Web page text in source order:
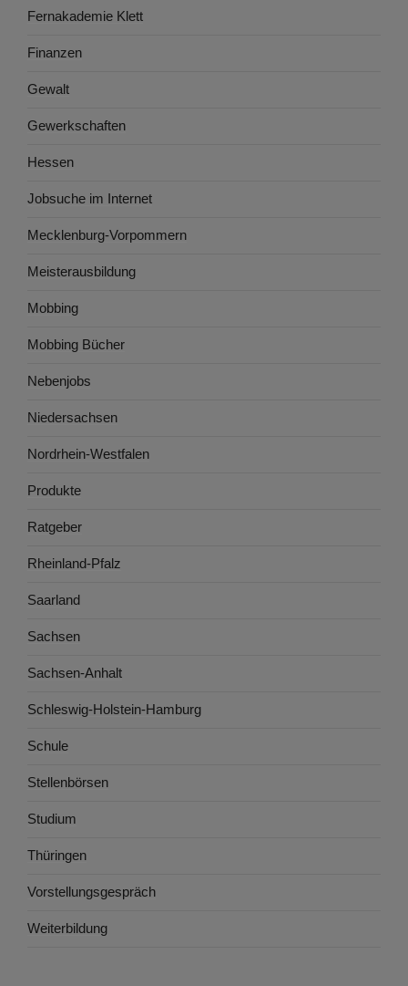
Fernakademie Klett
Finanzen
Gewalt
Gewerkschaften
Hessen
Jobsuche im Internet
Mecklenburg-Vorpommern
Meisterausbildung
Mobbing
Mobbing Bücher
Nebenjobs
Niedersachsen
Nordrhein-Westfalen
Produkte
Ratgeber
Rheinland-Pfalz
Saarland
Sachsen
Sachsen-Anhalt
Schleswig-Holstein-Hamburg
Schule
Stellenbörsen
Studium
Thüringen
Vorstellungsgespräch
Weiterbildung